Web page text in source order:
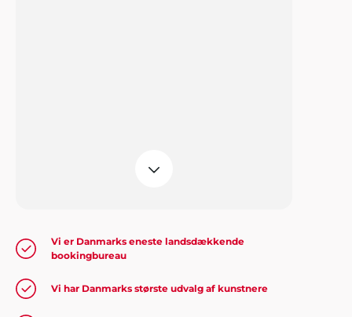
Kurt & Jonna, Ålborg
Jakob Hansen, Slangerup
Vi er Danmarks eneste landsdækkende
bookingbureau
Vi har Danmarks største udvalg af kunstnere